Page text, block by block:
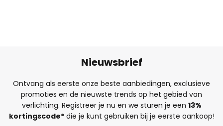
Nieuwsbrief
Ontvang als eerste onze beste aanbiedingen, exclusieve
promoties en de nieuwste trends op het gebied van
verlichting. Registreer je nu en we sturen je een 13%
kortingscode*die je kunt gebruiken bij je eerste aankoop!